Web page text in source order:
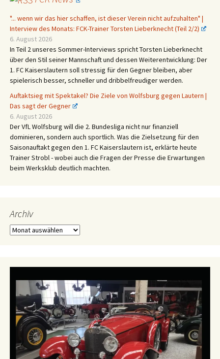
"... wenn wir das hier schaffen, ist dieser Verein nicht aufzuhalten" |
Interview des Monats: FCK-Trainer Torsten Lieberknecht (Teil 2/2)
6. August 2026
In Teil 2 unseres Sommer-Interviews spricht Torsten Lieberknecht
über den Stil seiner Mannschaft und dessen Weiterentwicklung: Der
1. FC Kaiserslautern soll stressig für den Gegner bleiben, aber
spielerisch besser, schneller und dribbelfreudiger werden.
Auftaktsieg mit Spektakel? Die Ziele von Wolfsburg gegen Lautern |
Das sagt der Gegner
6. August 2026
Der VfL Wolfsburg will die 2. Bundesliga nicht nur finanziell
dominieren, sondern auch sportlich. Was die Zielsetzung für den
Saisonauftakt gegen den 1. FC Kaiserslautern ist, erklärte heute
Trainer Strobl - wobei auch die Fragen der Presse die Erwartungen
beim Werksklub deutlich machten.
Archiv
Archiv